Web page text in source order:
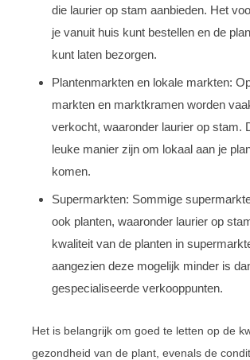
die laurier op stam aanbieden. Het
je vanuit huis kunt bestellen en de
kunt laten bezorgen.
Plantenmarkten en lokale markten:
markten en marktkramen worden
verkocht, waaronder laurier op stam.
leuke manier zijn om lokaal aan je
komen.
Supermarkten: Sommige
ook planten, waaronder laurier op
kwaliteit van de planten in
aangezien deze mogelijk minder is
gespecialiseerde verkooppunten.
Het is belangrijk om goed te letten op de
gezondheid van de plant, evenals de